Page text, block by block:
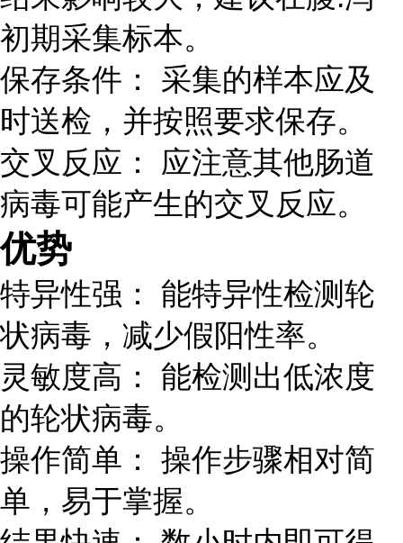
初期采集标本。
保存条件： 采集的样本应及
时送检，并按照要求保存。
交叉反应： 应注意其他肠道
病毒可能产生的交叉反应。
优势
特异性强： 能特异性检测轮
状病毒，减少假阳性率。
灵敏度高： 能检测出低浓度
的轮状病毒。
操作简单： 操作步骤相对简
单，易于掌握。